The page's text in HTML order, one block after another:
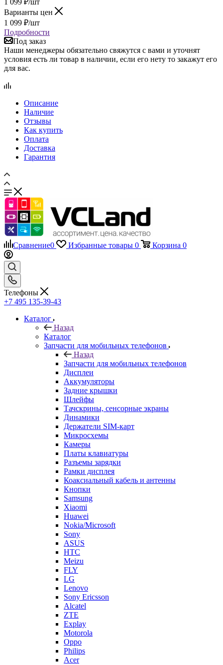
Варианты цен
1 099₽/шт
Подробности
Под заказ
Наши менеджеры обязательно свяжутся с вами и уточнят
условия есть ли товар в наличии, если его нету то закажут его
для вас.
Наличие
Отзывы
Как купить
Оплата
Доставка
Гарантия
Сравнение 0 Избранные товары 0
Телефоны
+7 495 135-39-43
Назад
Каталог
Запчасти для мобильных телефонов
Назад
Запчасти для мобильных телефонов
Дисплеи
Аккумуляторы
Задние крышки
Шлейфы
Тачскрины, сенсорные экраны
Динамики
Держатели SIM-карт
Микросхемы
Камеры
Платы клавиатуры
Разъемы зарядки
Рамки дисплея
Коаксиальный кабель и антенны
Кнопки
Samsung
Xiaomi
Huawei
Nokia/Microsoft
Sony
ASUS
HTC
Meizu
FLY
LG
Lenovo
Sony Ericsson
Alcatel
ZTE
Explay
Motorola
Oppo
Philips
Acer
Vivo